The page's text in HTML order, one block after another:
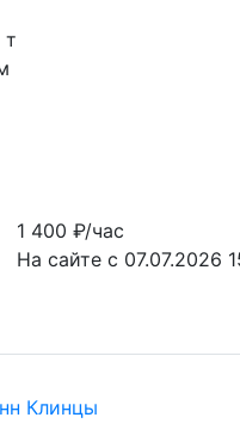
т
1 400₽/час
На сайте с 07.07.2026
Клинцы